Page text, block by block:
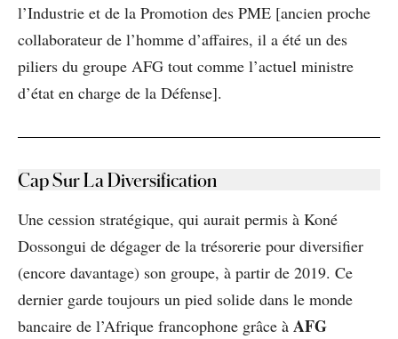
l’Industrie et de la Promotion des PME [ancien proche
collaborateur de l’homme d’affaires, il a été un des
piliers du groupe AFG tout comme l’actuel ministre
d’état en charge de la Défense].
Cap Sur La Diversification
Une cession stratégique, qui aurait permis à Koné
Dossongui de dégager de la trésorerie pour diversifier
(encore davantage) son groupe, à partir de 2019. Ce
dernier garde toujours un pied solide dans le monde
bancaire de l’Afrique francophone grâce à AFG